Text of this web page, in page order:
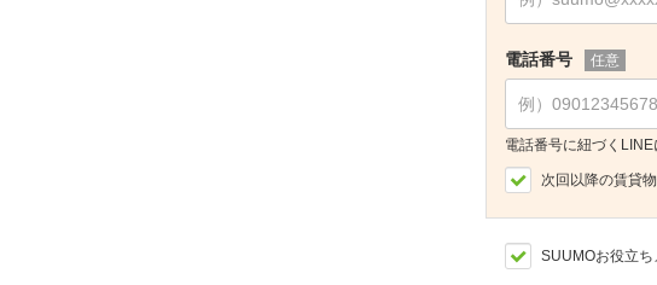
電話番号 任意
電話番号に紐づくLINE
次回以降の賃貸
SUUMOお役立